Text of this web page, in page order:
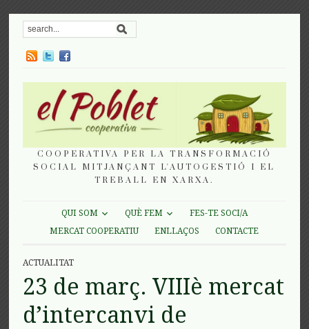
COOPERATIVA PER LA TRANSFORMACIÓ
SOCIAL MITJANÇANT L'AUTOGESTIÓ I EL
TREBALL EN XARXA.
QUI SOM QUÈ FEM
FES-TE SOCI/A
MERCAT COOPERATIU
ENLLAÇOS CONTACTE
ACTUALITAT
23 de març. VIIIè mercat
d’intercanvi de